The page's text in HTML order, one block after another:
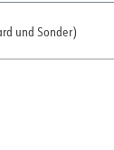
und Sonder)